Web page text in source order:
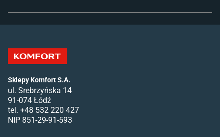
Sklepy Komfort S.A.
ul. Srebrzyńska 14
91-074 Łódź
tel. +48 532 220 427
NIP 851-29-91-593